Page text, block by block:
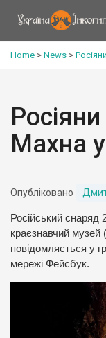
Home > News >
Махна
Опубліковано
Російський снаряд
краєзнавчий
повідомляється у
мережі Фейсбук.